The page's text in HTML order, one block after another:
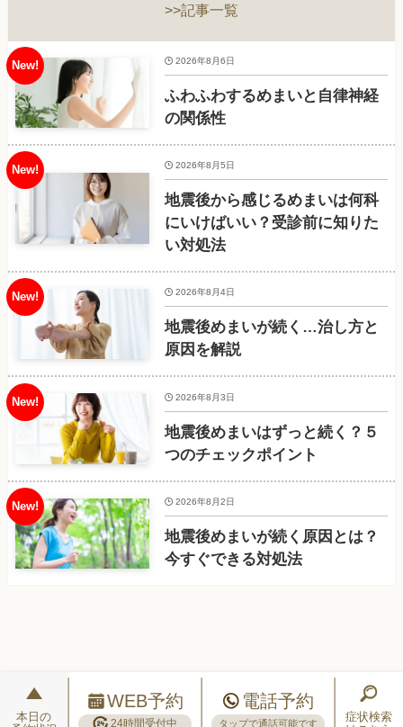
>>記事一覧
ふわふわするめまいと自律神経
の関係性
2026年8月6日
地震後から感じるめまいは何科
にいけばいい？受診前に知りた
い対処法
2026年8月5日
地震後めまいが続く…治し方と
原因を解説
2026年8月4日
地震後めまいはずっと続く？５
つのチェックポイント
2026年8月3日
地震後めまいが続く原因とは？
今すぐできる対処法
2026年8月2日
本日の
WEB予約
24時間受付中
電話予約
タップで通話可能です
症状検索